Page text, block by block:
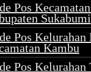
Pos
Sukabumi
Pos Kelurahan
Kambu
Pos Kelurahan